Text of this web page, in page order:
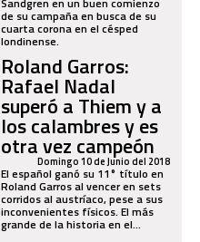
de su campaña en busca de su
cuarta corona en el césped
londinense.
Roland Garros:
Rafael Nadal
superó a Thiem y a
los calambres y es
otra vez campeón
Domingo 10 de Junio del 2018
El español ganó su 11° título en
Roland Garros al vencer en sets
corridos al austríaco, pese a sus
inconvenientes físicos. El más
grande de la historia en el...